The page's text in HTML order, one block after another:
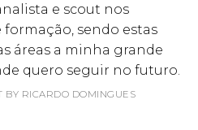
e scout nos
formação, sendo estas
áreas a minha grande
quero seguir no futuro.
BY RICARDO DOMINGUES